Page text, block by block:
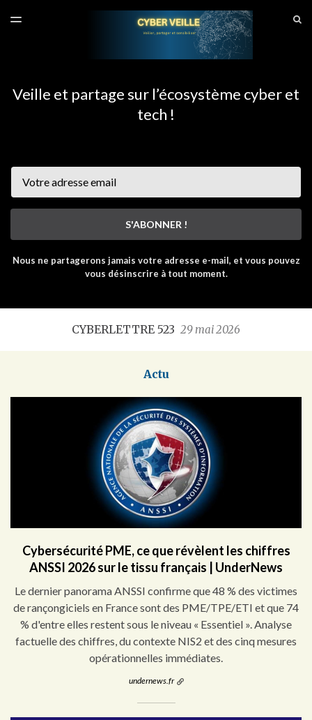
TOGGLE
Veille et partage sur l’écosystème cyber et
tech !
S'ABONNER !
Nous ne partagerons jamais votre adresse e-mail, et vous pouvez
vous désinscrire à tout moment.
CYBERLETTRE 523 29 mai 2026
Actu
Cybersécurité PME, ce que révèlent les chiffres
ANSSI 2026 sur le tissu français | UnderNews
Le dernier panorama ANSSI confirme que 48 % des victimes
de rançongiciels en France sont des PME/TPE/ETI et que 74
% d'entre elles restent sous le niveau « Essentiel ». Analyse
factuelle des chiffres, du contexte NIS2 et des cinq mesures
opérationnelles immédiates.
undernews.fr